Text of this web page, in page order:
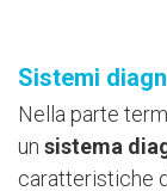
Sistemi
Nella parte
un sistema
caratteristiche